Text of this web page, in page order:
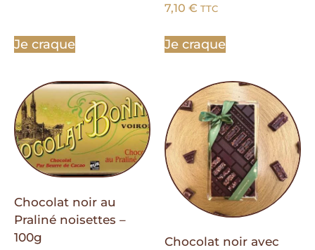
Je craque
7,10 € TTC
Je craque
Chocolat noir au
Praliné noisettes –
100g
Chocolat noir avec